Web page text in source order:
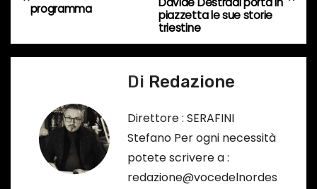
o
i
piazzetta le sue storie
triestine
programma
Di Redazione
Direttore : SERAFINI
Stefano Per ogni necessità
potete scrivere a :
redazione@vocedelnordes